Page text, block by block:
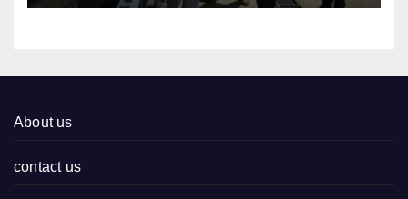
About us
contact us